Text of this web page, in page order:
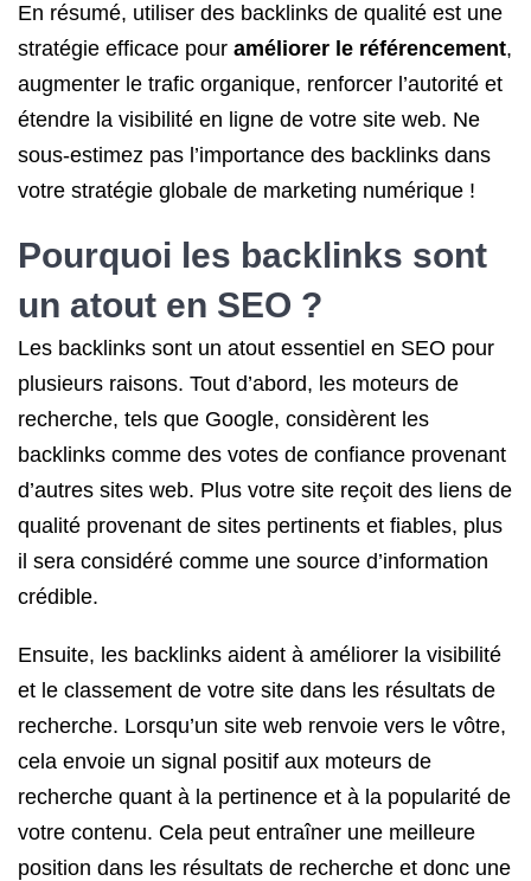
En résumé, utiliser des backlinks de qualité est une
stratégie efficace pour améliorer le référencement,
augmenter le trafic organique, renforcer l’autorité et
étendre la visibilité en ligne de votre site web. Ne
sous-estimez pas l’importance des backlinks dans
votre stratégie globale de marketing numérique !
Pourquoi les backlinks sont
un atout en SEO ?
Les backlinks sont un atout essentiel en SEO pour
plusieurs raisons. Tout d’abord, les moteurs de
recherche, tels que Google, considèrent les
backlinks comme des votes de confiance provenant
d’autres sites web. Plus votre site reçoit des liens de
qualité provenant de sites pertinents et fiables, plus
il sera considéré comme une source d’information
crédible.
Ensuite, les backlinks aident à améliorer la visibilité
et le classement de votre site dans les résultats de
recherche. Lorsqu’un site web renvoie vers le vôtre,
cela envoie un signal positif aux moteurs de
recherche quant à la pertinence et à la popularité de
votre contenu. Cela peut entraîner une meilleure
position dans les résultats de recherche et donc une